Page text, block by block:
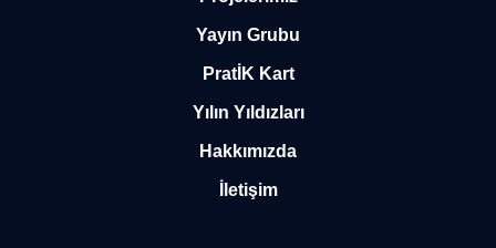
Yayın Grubu
PratİK Kart
Yılın Yıldızları
Hakkımızda
İletişim